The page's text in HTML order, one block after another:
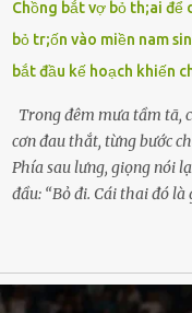
và 2 con gái là cháu
con của anh D. và chị
bàn giao t...
Chồng bắt vợ bỏ th;ai để
bỏ tr;ốn vào miền nam
bắt đầu kế hoạch khiến
Trong đêm mưa tầm tã,
cơn đau thắt, từng bước
Phía sau lưng, giọng nói
đầu: “Bỏ đi. Cái thai đó là
kế hoạch được chuẩn bị
phải trả giá … Hà Nội,
khe cửa gỗ cũ kỹ. Trong